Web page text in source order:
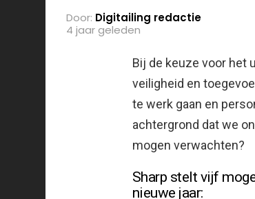
Door: Digitailing redactie
4 jaar geleden
Bij de keuze voor het
veiligheid en
te werk gaan en
achtergrond dat we
mogen verwachten?
Sharp stelt vijf
nieuwe jaar: